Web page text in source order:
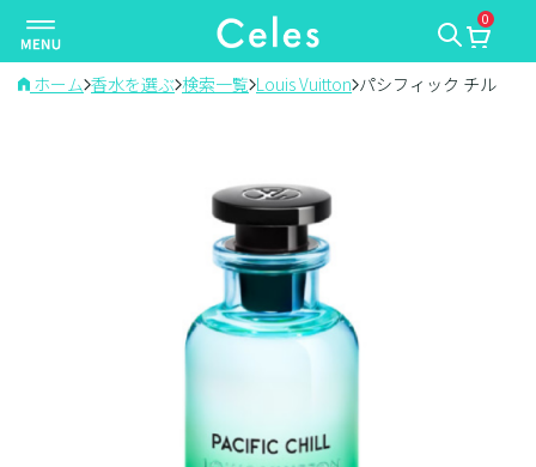
ナ
ビ
ゲ
0
ホーム 香水を選ぶ 検索一覧 Louis Vuitton パシフィック チル